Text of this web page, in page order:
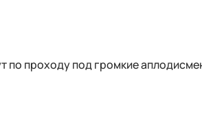
по проходу под громкие